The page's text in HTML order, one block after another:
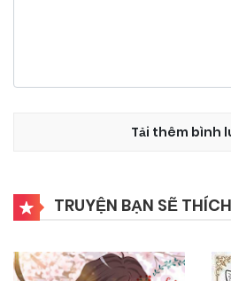
Tải thêm bình
TRUYỆN BẠN SẼ